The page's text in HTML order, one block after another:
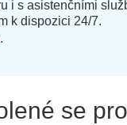
i s asistenčními
k dispozici 24/7.
.
se